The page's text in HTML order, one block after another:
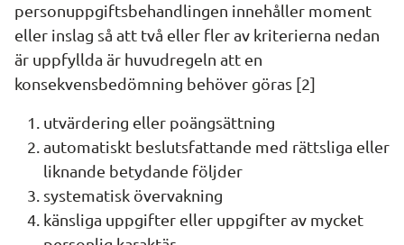
personuppgiftsbehandlingen innehåller moment
eller inslag så att två eller fler av kriterierna nedan
är uppfyllda är huvudregeln att en
konsekvensbedömning behöver göras [2]
utvärdering eller poängsättning
automatiskt beslutsfattande med rättsliga eller
liknande betydande följder
systematisk övervakning
känsliga uppgifter eller uppgifter av mycket